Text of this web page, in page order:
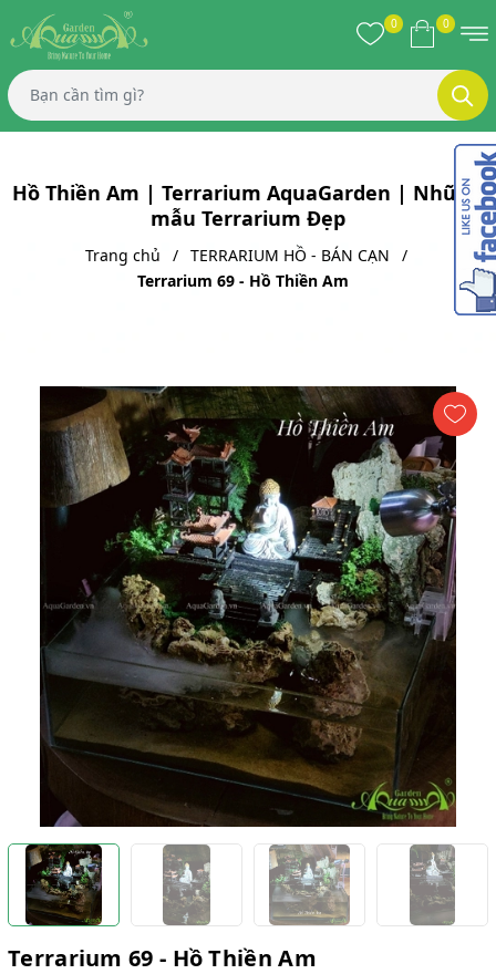
0 0
Hồ Thiền Am | Terrarium AquaGarden | Những
mẫu Terrarium Đẹp
Trang chủ
TERRARIUM HỒ - BÁN CẠN
Terrarium 69 - Hồ Thiền Am
Terrarium 69 - Hồ Thiền Am